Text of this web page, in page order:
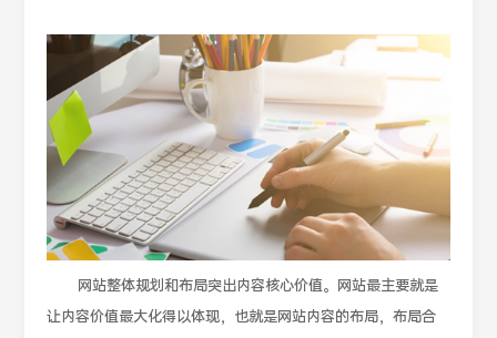
网站整体规划和布局突出内容核心价值。网站最主要就是
让内容价值最大化得以体现，也就是网站内容的布局，布局合